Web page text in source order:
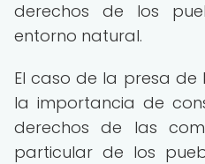
derechos de los
entorno natural.
El caso de la presa de
la importancia de
derechos de las
particular de los